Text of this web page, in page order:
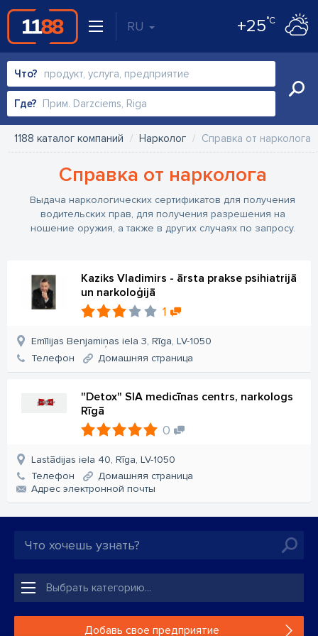
RU +25°C
Что?
Где?
1188 каталог компаний Нарколог Справка от нарколога
Справка от нарколога
Выдача наркологических сертификатов для получения
водительских прав, для получения разрешения на
ношение оружия, а также в других случаях по запросу.
Kaziks Vladimirs - ārsta prakse psihiatrijā
un narkoloģijā
1
Emīlijas Benjamiņas iela 3, Rīga, LV-1050
Телефон
Домашняя страница
"Detox" SIA medicīnas centrs, narkologs
Rīgā
0
Lastādijas iela 40, Rīga, LV-1050
Телефон
Домашняя страница
Aдрес электронной почты
Добавь свое предприятие